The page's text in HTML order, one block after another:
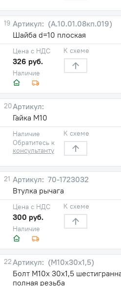
19
(А.10.01.08кп.019)
Шайба d=10 плоская
Наличие
Цена с НДС
326 руб.
К схеме
20
Гайка М10
Наличие
Обратитесь к
консультанту
К схеме
21
70-1723032
Втулка рычага
Наличие
Цена с НДС
300 руб.
К схеме
22
(М10х30х1,5)
Болт М10х 30х1,5
полная резьба